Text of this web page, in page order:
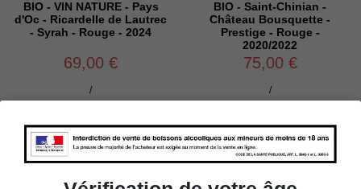
BIO - VIN NATURE - Pays
d'Oc - Ricardelle de Lautrec
- Syrah - Rouge - 2024
69,00 €
/
Ajouter au panier
BIO - Saint-Chinian -
Château Bousquette -
Prestige - Rouge -
2020/2022
75,00 €
/
Ajouter au panier